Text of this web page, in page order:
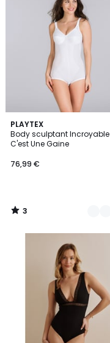
PLAYTEX
Body sculptant Incroyable
C'est Une Gaine
76,99 €
3
/
5
2
Couleurs
3
/